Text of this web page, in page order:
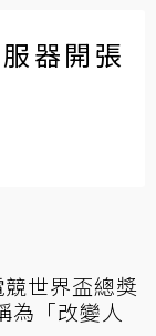
器開張
世界盃總獎
為「改變人